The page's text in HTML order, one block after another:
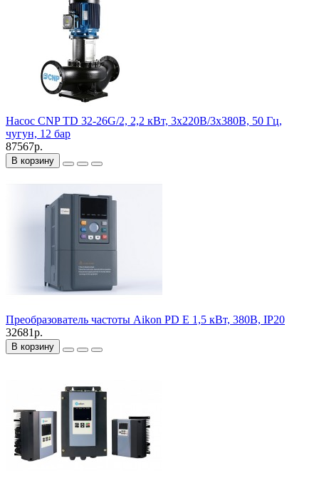
Насос CNP TD 32-26G/2, 2,2 кВт, 3х220В/3х380В, 50 Гц,
чугун, 12 бар
87567р.
В корзину
Преобразователь частоты Aikon PD E 1,5 кВт, 380В, IP20
32681р.
В корзину